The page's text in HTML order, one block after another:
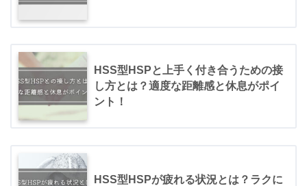
HSS型HSPと上手く付き合うための接
し方とは？適度な距離感と休息がポイ
ント！
HSS型HSPが疲れる状況とは？ラクに